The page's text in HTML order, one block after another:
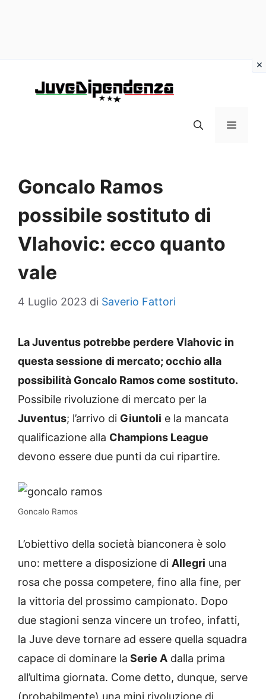
MENU
Goncalo Ramos
possibile sostituto di
Vlahovic: ecco quanto
vale
4 Luglio 2023 di Saverio Fattori
La Juventus potrebbe perdere Vlahovic in
questa sessione di mercato; occhio alla
possibilità Goncalo Ramos come sostituto.
Possibile rivoluzione di mercato per la
Juventus; l’arrivo di Giuntoli e la mancata
qualificazione alla Champions League
devono essere due punti da cui ripartire.
Goncalo Ramos
L’obiettivo della società bianconera è solo
uno: mettere a disposizione di Allegri una
rosa che possa competere, fino alla fine, per
la vittoria del prossimo campionato. Dopo
due stagioni senza vincere un trofeo, infatti,
la Juve deve tornare ad essere quella squadra
capace di dominare la Serie A dalla prima
all’ultima giornata. Come detto, dunque, serve
(probabilmente) una mini rivoluzione di